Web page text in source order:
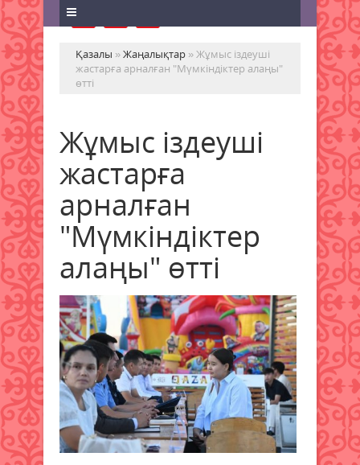
Қазалы »Жаңалықтар » Жұмыс іздеуші
жастарға арналған "Мүмкіндіктер алаңы"
өтті
Жұмыс іздеуші
жастарға
арналған
"Мүмкіндіктер
алаңы" өтті